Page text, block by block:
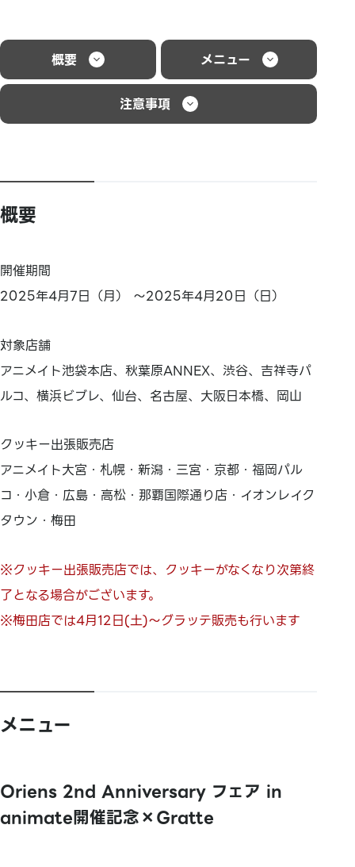
概要 メニュー
注意事項
概要
開催期間
2025年4月7日（月） ～2025年4月20日（日）
対象店舗
アニメイト池袋本店、秋葉原ANNEX、渋谷、吉祥寺パ
ルコ、横浜ビブレ、仙台、名古屋、大阪日本橋、岡山
クッキー出張販売店
アニメイト大宮・札幌・新潟・三宮・京都・福岡パル
コ・小倉・広島・高松・那覇国際通り店・イオンレイク
タウン・梅田
※クッキー出張販売店では、クッキーがなくなり次第終
了となる場合がございます。
※梅田店では4月12日(土)～グラッテ販売も行います
メニュー
Oriens 2nd Anniversary フェア in
animate開催記念×Gratte